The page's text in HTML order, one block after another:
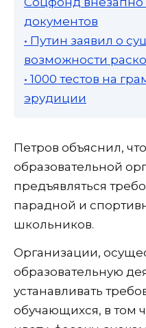
документов
• Путин заявил о
возможности
• 1000 тестов на
эрудиции
Петров объяснил,
образовательной
предъявляться
парадной и
школьников.
Организации,
образовательную
устанавливать
обучающихся, в том